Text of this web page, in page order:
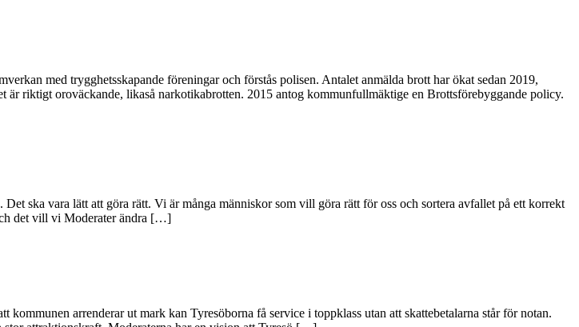
med trygghetsskapande föreningar och förstås polisen. Antalet anmälda brott har ökat sedan 2019,
riktigt oroväckande, likaså narkotikabrotten. 2015 antog kommunfullmäktige en Brottsförebyggande policy.
ska vara lätt att göra rätt. Vi är många människor som vill göra rätt för oss och sortera avfallet på ett korrekt
det vill vi Moderater ändra […]
arrenderar ut mark kan Tyresöborna få service i toppklass utan att skattebetalarna står för notan.